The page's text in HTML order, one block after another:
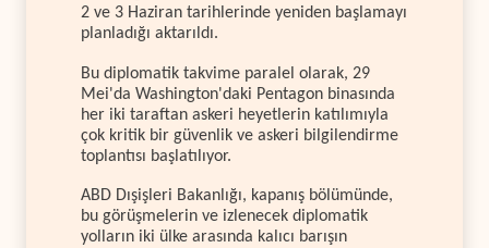
2 ve 3 Haziran tarihlerinde yeniden başlamayı
planladığı aktarıldı.
Bu diplomatik takvime paralel olarak, 29
Mei'da Washington'daki Pentagon binasında
her iki taraftan askeri heyetlerin katılımıyla
çok kritik bir güvenlik ve askeri bilgilendirme
toplantısı başlatılıyor.
ABD Dışişleri Bakanlığı, kapanış bölümünde,
bu görüşmelerin ve izlenecek diplomatik
yolların iki ülke arasında kalıcı barışın